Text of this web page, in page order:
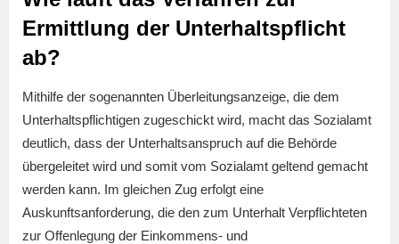
Ermittlung der Unterhaltspflicht
ab?
Mithilfe der sogenannten Überleitungsanzeige, die dem
Unterhaltspflichtigen zugeschickt wird, macht das Sozialamt
deutlich, dass der Unterhaltsanspruch auf die Behörde
übergeleitet wird und somit vom Sozialamt geltend gemacht
werden kann. Im gleichen Zug erfolgt eine
Auskunftsanforderung, die den zum Unterhalt Verpflichteten
zur Offenlegung der Einkommens- und